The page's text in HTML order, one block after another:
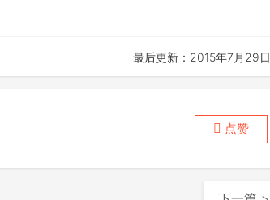
最后更新：2015年7月29日
点赞